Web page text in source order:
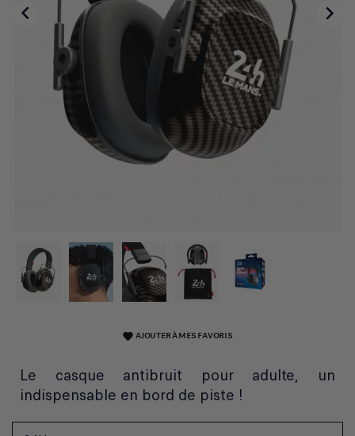
 
favorite AJOUTER À MES FAVORIS
Le casque antibruit pour adulte, un
indispensable en bord de piste !